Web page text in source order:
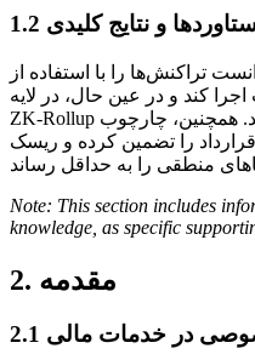
دستاوردها و نتایج کلیدی
تراکنش‌ها را با استفاده از
کند و در عین حال، در لایه
ZK-Rollup مقیاس‌پذیری بالاتری ارائه دهد. همچنین، چارچوب
را تضمین کرده و ریسک
Note: This section includes
knowledge, as specific
2. مقدمه
در خدمات مالی